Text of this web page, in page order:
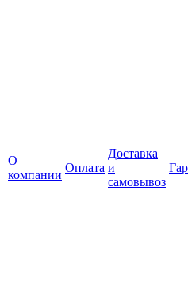
О
компании
Оплата
Доставка
и
самовывоз